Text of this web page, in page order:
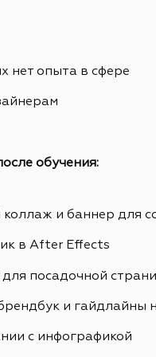
нет опыта в сфере
обучения:
и баннер для
в After Effects
посадочной
и гайдлайны
с инфографикой